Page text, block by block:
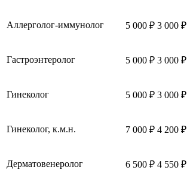
Аллерголог-иммунолог 5 000 ₽ 3 000 ₽
Гастроэнтеролог 5 000 ₽ 3 000 ₽
Гинеколог 5 000 ₽ 3 000 ₽
Гинеколог, к.м.н. 7 000 ₽ 4 200 ₽
Дерматовенеролог 6 500 ₽ 4 550 ₽